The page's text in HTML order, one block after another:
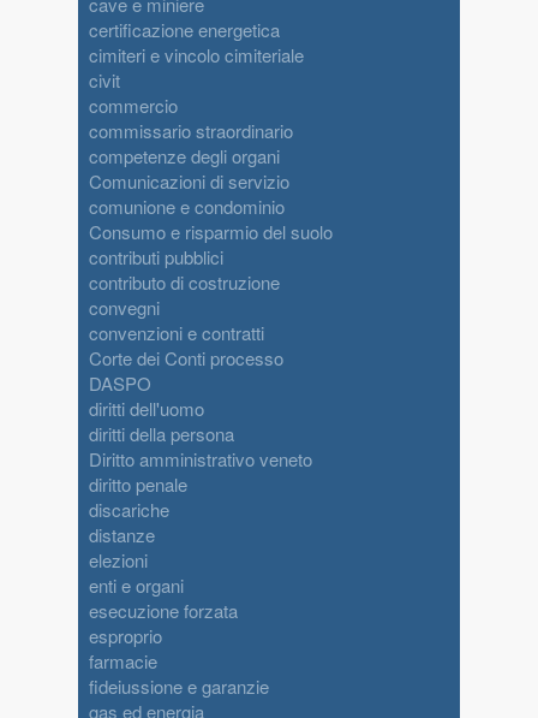
certificazione energetica
cimiteri e vincolo cimiteriale
civit
commercio
commissario straordinario
competenze degli organi
Comunicazioni di servizio
comunione e condominio
Consumo e risparmio del suolo
contributi pubblici
contributo di costruzione
convegni
convenzioni e contratti
Corte dei Conti processo
DASPO
diritti dell'uomo
diritti della persona
Diritto amministrativo veneto
diritto penale
discariche
distanze
elezioni
enti e organi
esecuzione forzata
esproprio
farmacie
fideiussione e garanzie
gas ed energia